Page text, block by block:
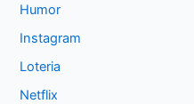
Humor
Instagram
Loteria
Netflix